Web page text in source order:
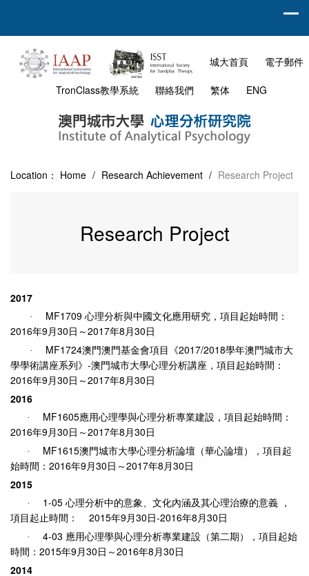
城大首頁 電子郵件
TronClass教學系統 聯絡我們 繁体 ENG
Location： Home / Research Achievement / Research Project
Research Project
2017
· MF1709 心理分析與中國文化應用研究，項目起始時間：
2016年9月 30 日 ～ 2017年8 月 30 日
·
MF1724澳門澳門基金會項目《2017/2018學年澳門城市大
學學術講座系列》 -澳門城市大學心理分析講座 ，項目起始時間：
2016年9月 30 日 ～ 2017年8 月 30 日
2016
· MF1605應用心理學與心理分析專業建設 ，項目起始時間：
2016年9月 30 日 ～ 2017年8 月 30 日
·
MF1615澳門城市大學心理分析論壇（華心論壇）
，項目起
始時間： 2016年9月 30 日 ～ 2017年8 月 30 日
2015
· 1-05 心理分析中的意象、文化內涵及其心理治療的意義
，
項目起止時間：
2015年9月 30 日 -2016年8 月 30 日
·
4-03 應用心理學與心理分析專業建設（第二期），項目起始
時間： 2015年9月 30 日 ～ 2016年8 月 30 日
2014